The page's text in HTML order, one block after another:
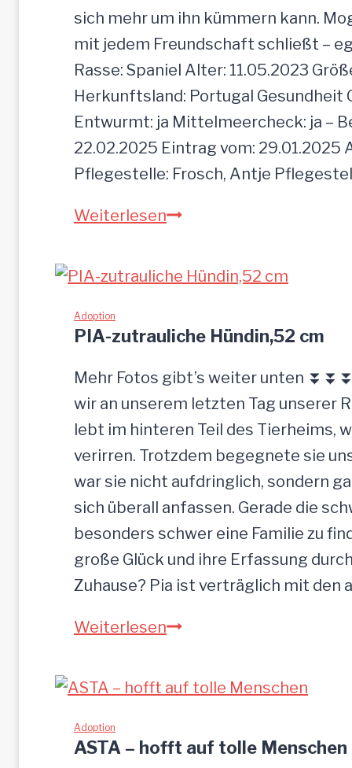
e
i
n
f
a
c
h
u
ü
g
e
l
a
s
s
e
n
sich mehr um ihn kümmern kann.
mit jedem Freundschaft schließt –
Rasse: Spaniel Alter: 11.05.2023
Herkunftsland: Portugal Gesundheit
Entwurmt: ja Mittelmeercheck: ja –
22.02.2025 Eintrag vom: 29.01.2025
Pflegestelle: Frosch, Antje
WeiterlesenM
G
Adoption
PIA-zutrauliche Hündin,52 cm
Mehr Fotos gibt’s weiter unten
wir an unserem letzten Tag unserer
lebt im hinteren Teil des Tierheims,
verirren. Trotzdem begegnete sie
war sie nicht aufdringlich, sondern
sich überall anfassen. Gerade die
besonders schwer eine Familie zu
große Glück und ihre Erfassung
Zuhause? Pia ist verträglich mit den
WeiterlesenP
u
Adoption
ASTA – hofft auf tolle Menschen